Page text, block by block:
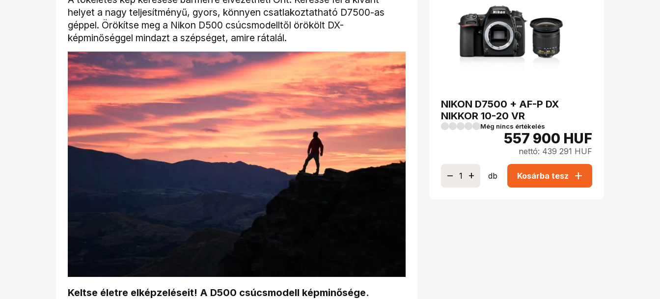
helyet a nagy teljesítményű, gyors, könnyen csatlakoztatható D7500-as
géppel. Örökítse meg a Nikon D500 csúcsmodelltől örökölt DX-
képminőséggel mindazt a szépséget, amire rátalál.
Keltse életre elképzeléseit! A D500 csúcsmodell képminősége.
NIKON D7500 + AF-P DX
NIKKOR 10-20 VR
Még nincs értékelés
557 900 HUF
nettó: 439 291 HUF
db Kosárba tesz add